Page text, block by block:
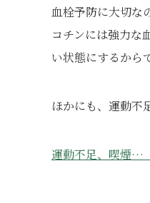
血栓予防に大切な
コチンには強力な
い状態にするから
ほかにも、運動不
運動不足、喫煙…